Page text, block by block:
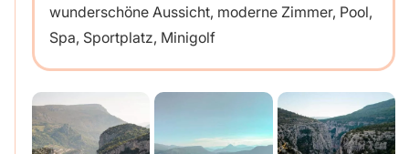
wunderschöne Aussicht, moderne Zimmer, Pool,
Spa, Sportplatz, Minigolf